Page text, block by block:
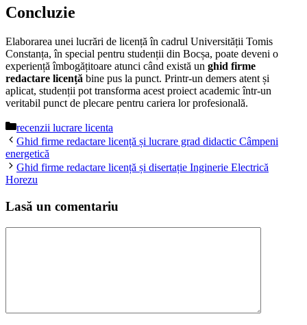
Concluzie
Elaborarea unei lucrări de licență în cadrul Universității Tomis
Constanța, în special pentru studenții din Bocșa, poate deveni o
experiență îmbogățitoare atunci când există un ghid firme
redactare licență bine pus la punct. Printr-un demers atent și
aplicat, studenții pot transforma acest proiect academic într-un
veritabil punct de plecare pentru cariera lor profesională.
Categorii
recenzii lucrare licenta
Ghid firme redactare licență și lucrare grad didactic Câmpeni
energetică
Ghid firme redactare licență și disertație Inginerie Electrică
Horezu
Lasă un comentariu